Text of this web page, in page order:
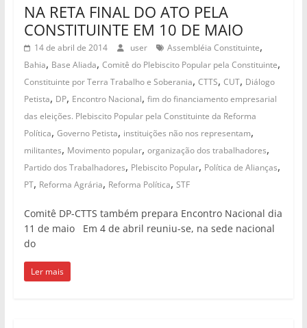
NA RETA FINAL DO ATO PELA
CONSTITUINTE EM 10 DE MAIO
14 de abril de 2014 user Assembléia Constituinte,
Bahia, Base Aliada, Comitê do Plebiscito Popular pela Constituinte,
Constituinte por Terra Trabalho e Soberania, CTTS, CUT, Diálogo
Petista, DP, Encontro Nacional, fim do financiamento empresarial
das eleições. Plebiscito Popular pela Constituinte da Reforma
Política, Governo Petista, instituições não nos representam,
militantes, Movimento popular, organização dos trabalhadores,
Partido dos Trabalhadores, Plebiscito Popular, Política de Alianças,
PT, Reforma Agrária, Reforma Política, STF
Comitê DP-CTTS também prepara Encontro Nacional dia
11 de maio Em 4 de abril reuniu-se, na sede nacional
do
Ler mais